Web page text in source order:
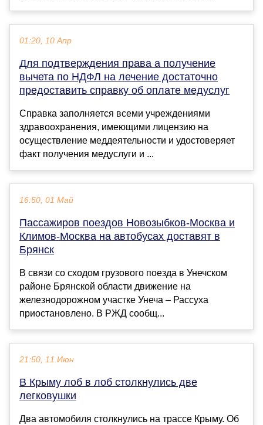
01:20, 10 Апр
Для подтверждения права а получение
вычета по НДФЛ на лечение достаточно
предоставить справку об оплате медуслуг
Справка заполняется всеми учреждениями
здравоохранения, имеющими лицензию на
осуществление меддеятельности и удостоверяет
факт получения медуслуги и ...
16:50, 01 Май
Пассажиров поездов Новозыбков-Москва и
Климов-Москва на автобусах доставят в
Брянск
В связи со сходом грузового поезда в Унечском
районе Брянской области движение на
железнодорожном участке Унеча – Рассуха
приостановлено. В РЖД сообщ...
21:50, 11 Июн
В Крыму лоб в лоб столкнулись две
легковушки
Два автомобиля столкнулись на трассе Крыму. Об